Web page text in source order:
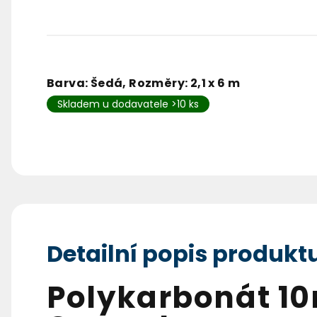
Barva: Šedá, Rozměry: 2,1 x 6 m
Skladem u dodavatele >10 ks
Detailní popis
Polykarbonát